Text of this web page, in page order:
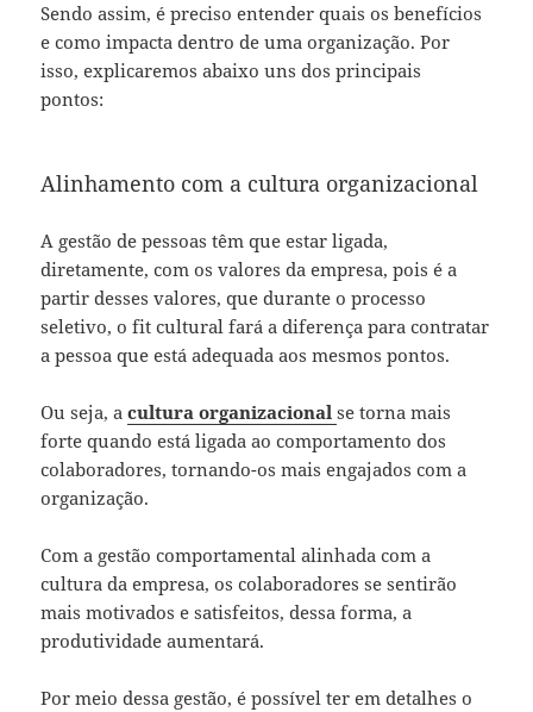
Sendo assim, é preciso entender quais os benefícios
e como impacta dentro de uma organização. Por
isso, explicaremos abaixo uns dos principais
pontos:
Alinhamento com a cultura organizacional
A gestão de pessoas têm que estar ligada,
diretamente, com os valores da empresa, pois é a
partir desses valores, que durante o processo
seletivo, o fit cultural fará a diferença para contratar
a pessoa que está adequada aos mesmos pontos.
Ou seja, acultura organizacionalse torna mais
forte quando está ligada ao comportamento dos
colaboradores, tornando-os mais engajados com a
organização.
Com a gestão comportamental alinhada com a
cultura da empresa, os colaboradores se sentirão
mais motivados e satisfeitos, dessa forma, a
produtividade aumentará.
Por meio dessa gestão, é possível ter em detalhes o